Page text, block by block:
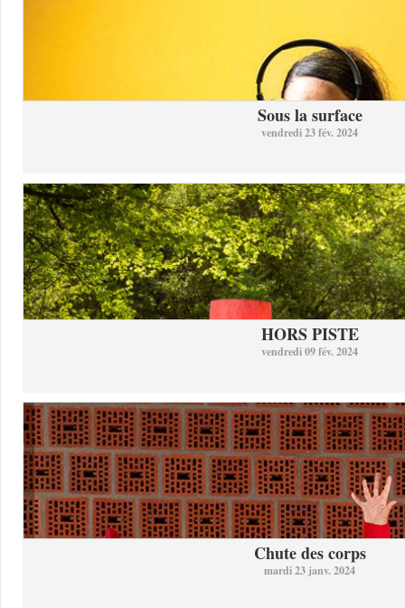
Sous la surface
vendredi 23 fév. 2024
HORS PISTE
vendredi 09 fév. 2024
Chute des corps
mardi 23 janv. 2024